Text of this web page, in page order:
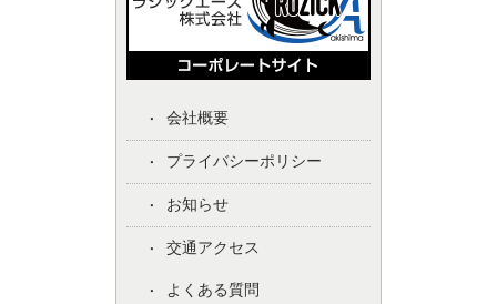
会社概要
プライバシーポリシー
お知らせ
交通アクセス
よくある質問